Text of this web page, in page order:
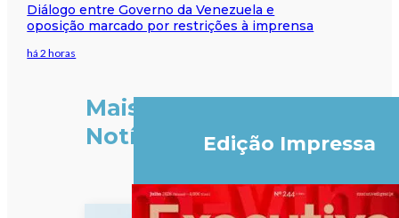
Diálogo entre Governo da Venezuela e
oposição marcado por restrições à imprensa
há 2 horas
Mais
Notícias
Edição Impressa